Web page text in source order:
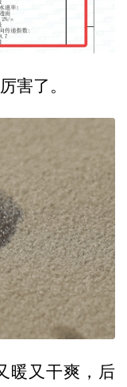
害了。
暖又干爽，后